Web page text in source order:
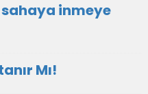
sahaya inmeye
Mı!